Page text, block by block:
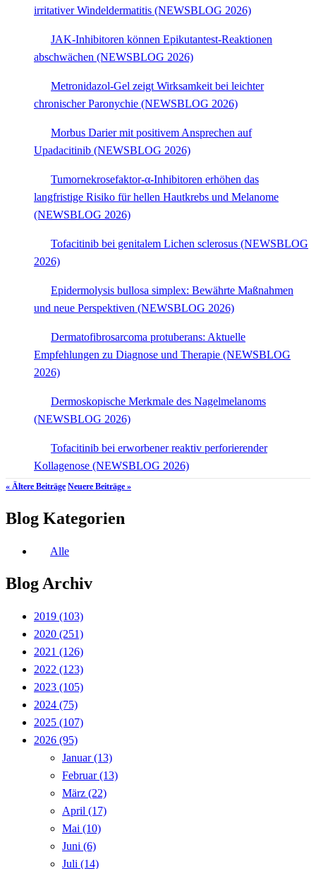
irritativer Windeldermatitis (NEWSBLOG 2026)
JAK-Inhibitoren können Epikutantest-Reaktionen
abschwächen (NEWSBLOG 2026)
Metronidazol-Gel zeigt Wirksamkeit bei leichter
chronischer Paronychie (NEWSBLOG 2026)
Morbus Darier mit positivem Ansprechen auf
Upadacitinib (NEWSBLOG 2026)
Tumornekrosefaktor-α-Inhibitoren erhöhen das
langfristige Risiko für hellen Hautkrebs und Melanome
(NEWSBLOG 2026)
Tofacitinib bei genitalem Lichen sclerosus (NEWSBLOG
2026)
Epidermolysis bullosa simplex: Bewährte Maßnahmen
und neue Perspektiven (NEWSBLOG 2026)
Dermatofibrosarcoma protuberans: Aktuelle
Empfehlungen zu Diagnose und Therapie (NEWSBLOG
2026)
Dermoskopische Merkmale des Nagelmelanoms
(NEWSBLOG 2026)
Tofacitinib bei erworbener reaktiv perforierender
Kollagenose (NEWSBLOG 2026)
« Ältere Beiträge Neuere Beiträge »
Blog Kategorien
Alle
Blog Archiv
2019 (103)
2020 (251)
2021 (126)
2022 (123)
2023 (105)
2024 (75)
2025 (107)
2026 (95)
Januar(13)
Februar(13)
März (22)
April (17)
Mai (10)
Juni (6)
Juli (14)